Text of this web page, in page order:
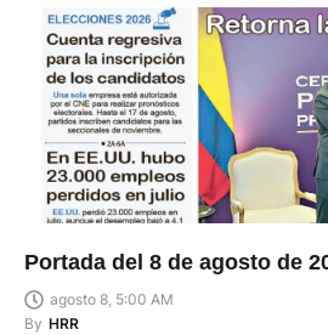
Portada del 8 de agosto de
agosto 8, 5:00 AM
By HRR